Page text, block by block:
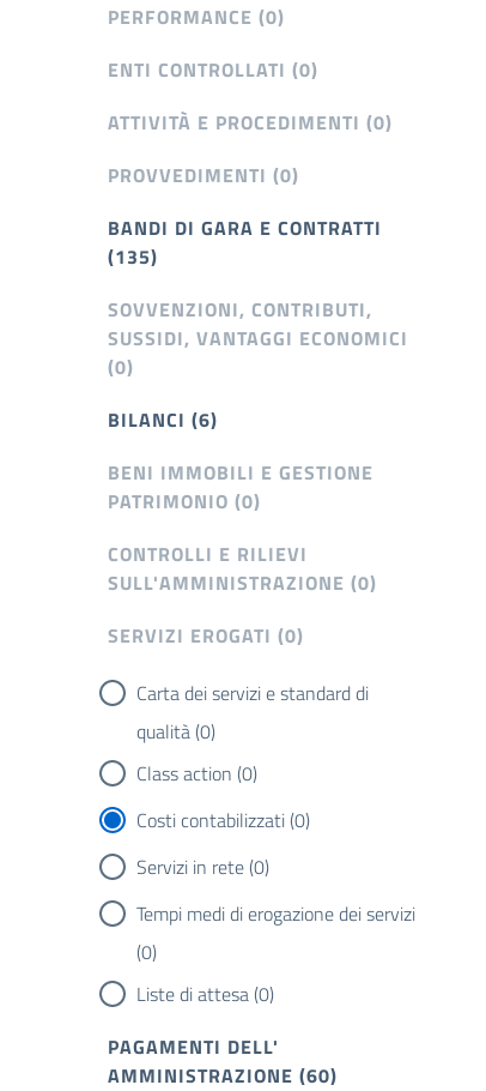
PERFORMANCE (0)
ENTI CONTROLLATI (0)
ATTIVITÀ E PROCEDIMENTI (0)
PROVVEDIMENTI (0)
BANDI DI GARA E CONTRATTI
(135)
SOVVENZIONI, CONTRIBUTI,
SUSSIDI, VANTAGGI ECONOMICI
(0)
BILANCI (6)
BENI IMMOBILI E GESTIONE
PATRIMONIO (0)
CONTROLLI E RILIEVI
SULL'AMMINISTRAZIONE (0)
SERVIZI EROGATI (0)
Carta dei servizi e standard di
qualità (0)
Class action (0)
Costi contabilizzati (0)
Servizi in rete (0)
Tempi medi di erogazione dei servizi
(0)
Liste di attesa (0)
PAGAMENTI DELL'
AMMINISTRAZIONE (60)